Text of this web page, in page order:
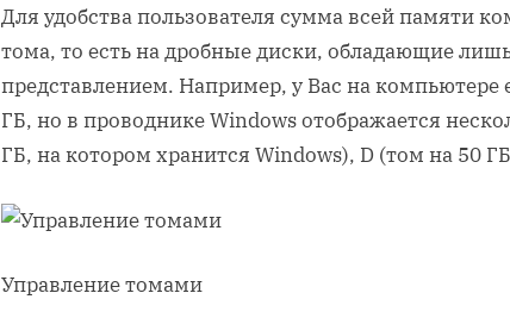
Для удобства пользователя сумма всей памяти
тома, то есть на дробные диски, обладающие
представлением. Например, у Вас на компьютере
ГБ, но в проводнике Windows отображается
ГБ, на котором хранится Windows), D (том на 50
Управление томами